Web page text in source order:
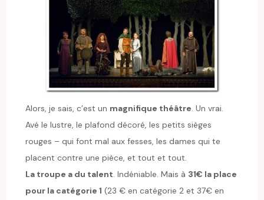
Alors, je sais, c’est un magnifique théâtre. Un vrai.
Avé le lustre, le plafond décoré, les petits sièges
rouges – qui font mal aux fesses, les dames qui te
placent contre une pièce, et tout et tout.
La troupe a du talent. Indéniable. Mais à 31€ la place
pour la catégorie 1 (23 € en catégorie 2 et 37€ en